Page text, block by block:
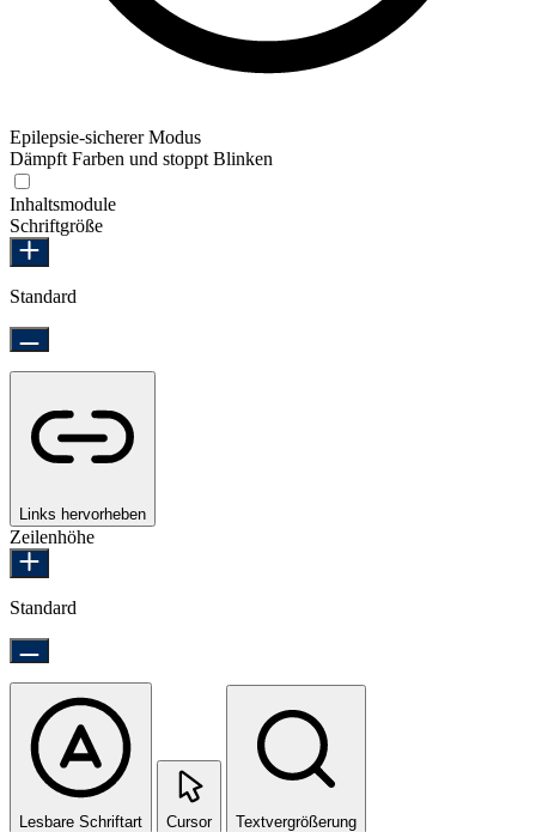
Epilepsie-sicherer Modus
Dämpft Farben und stoppt Blinken
Inhaltsmodule
Schriftgröße
Standard
Links hervorheben
Zeilenhöhe
Standard
Lesbare Schriftart Cursor Textvergrößerung